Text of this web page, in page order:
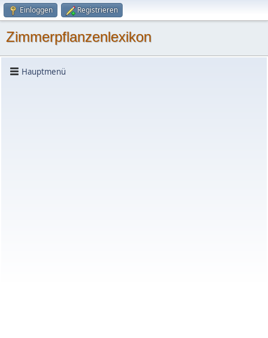
Einloggen Registrieren
Zimmerpflanzenlexikon
Hauptmenü